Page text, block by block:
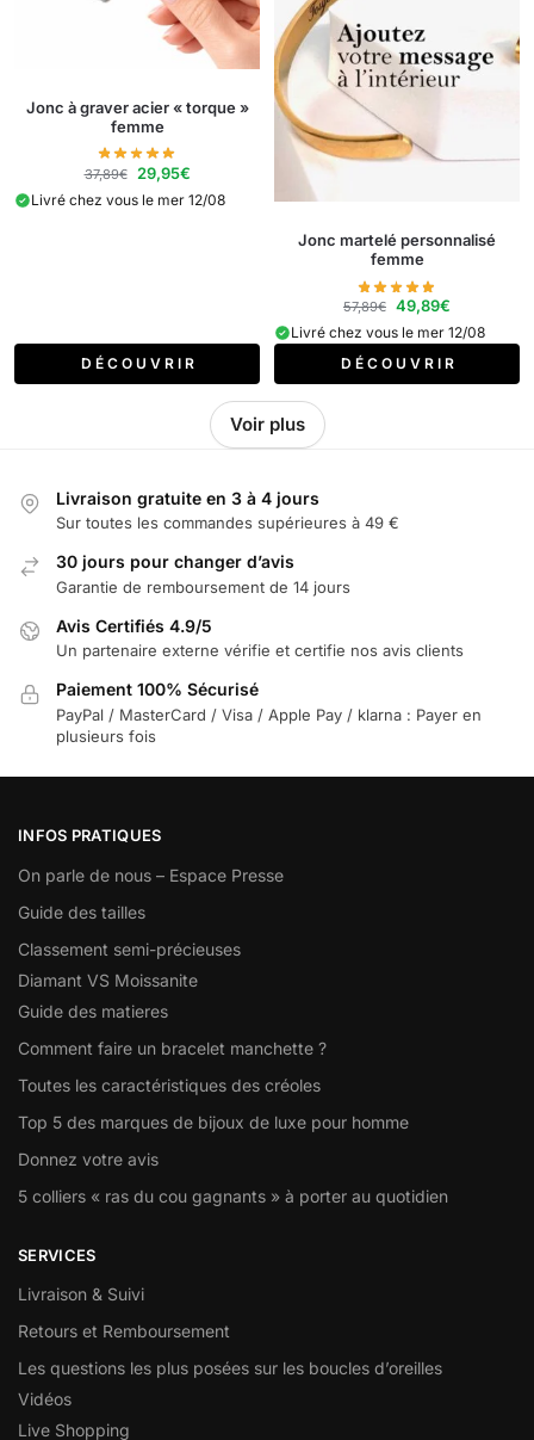
Jonc à graver acier « torque »
femme
37,89€ 29,95€
Livré chez vous le mer 12/08
D É C O U V R I R
Jonc martelé personnalisé
femme
57,89€ 49,89€
Livré chez vous le mer 12/08
D É C O U V R I R
Voir plus
Livraison gratuite en 3 à 4 jours
Sur toutes les commandes supérieures à 49 €
30 jours pour changer d’avis
Garantie de remboursement de 14 jours
Avis Certifiés 4.9/5
Un partenaire externe vérifie et certifie nos avis clients
Paiement 100% Sécurisé
PayPal / MasterCard / Visa / Apple Pay / klarna : Payer en
plusieurs fois
INFOS PRATIQUES
On parle de nous – Espace Presse
Guide des tailles
Classement semi-précieuses
Diamant VS Moissanite
Guide des matieres
Comment faire un bracelet manchette ?
Toutes les caractéristiques des créoles
Top 5 des marques de bijoux de luxe pour homme
Donnez votre avis
5 colliers « ras du cou gagnants » à porter au quotidien
SERVICES
Livraison & Suivi
Retours et Remboursement
Les questions les plus posées sur les boucles d’oreilles
Vidéos
Live Shopping